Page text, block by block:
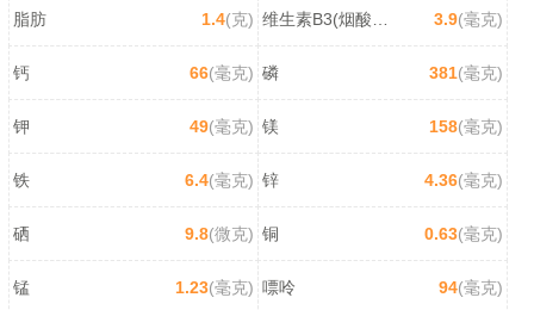
脂肪 1.4(克) 3.9(毫克)
钙 66(毫克) 磷 381(毫克)
钾 49(毫克) 镁 158(毫克)
铁 6.4(毫克) 锌 4.36(毫克)
硒 9.8(微克) 铜 0.63(毫克)
锰 1.23(毫克) 嘌呤 94(毫克)